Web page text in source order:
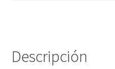
Descripción